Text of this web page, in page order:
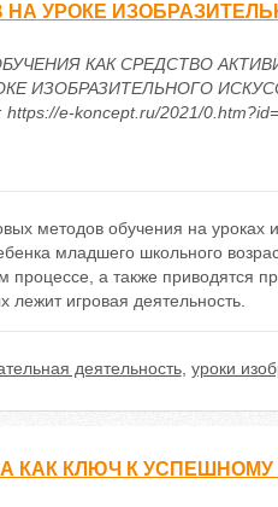
УРОКЕ
КАК СРЕДСТВО
e-koncept.ru/2021/
методов обучения на уроках
младшего школьного
а также приводятся
лежит игровая деятельность.
деятельность, уроки
КАК КЛЮЧ К